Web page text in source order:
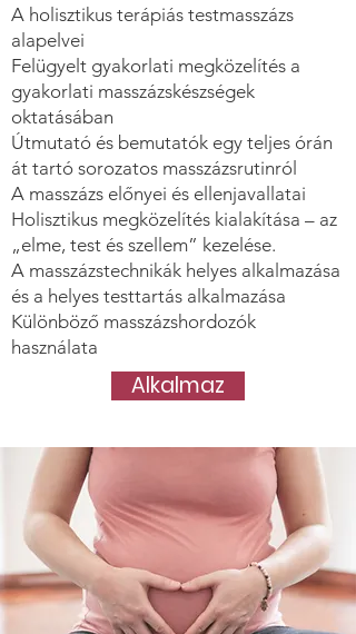
A holisztikus terápiás testmasszázs
alapelvei
Felügyelt gyakorlati megközelítés a
gyakorlati masszázskészségek
oktatásában
Útmutató és bemutatók egy teljes órán
át tartó sorozatos masszázsrutinról
A masszázs előnyei és ellenjavallatai
Holisztikus megközelítés kialakítása – az
„elme, test és szellem” kezelése.
A masszázstechnikák helyes alkalmazása
és a helyes testtartás alkalmazása
Különböző masszázshordozók
használata
Alkalmaz